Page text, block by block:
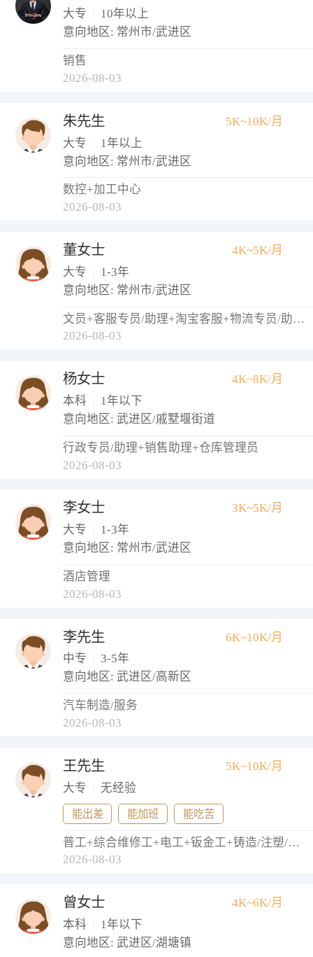
大专
10年以上
意向地区: 常州市/武进区
销售
2026-08-03
朱先生
5K~10K/月
大专
1年以上
意向地区: 常州市/武进区
数控+加工中心
2026-08-03
董女士
4K~5K/月
大专
1-3年
意向地区: 常州市/武进区
文员+客服专员/助理+淘宝客服+物流专员/助理+仓库管理员
2026-08-03
杨女士
4K~8K/月
本科
1年以下
意向地区: 武进区/戚墅堰街道
行政专员/助理+销售助理+仓库管理员
2026-08-03
李女士
3K~5K/月
大专
1-3年
意向地区: 常州市/武进区
酒店管理
2026-08-03
李先生
6K~10K/月
中专
3-5年
意向地区: 武进区/高新区
汽车制造/服务
2026-08-03
王先生
5K~10K/月
大专
无经验
能出差 能加班 能吃苦
普工+综合维修工+电工+钣金工+铸造/注塑/模具工
2026-08-03
曾女士
4K~6K/月
本科
1年以下
意向地区: 武进区/湖塘镇